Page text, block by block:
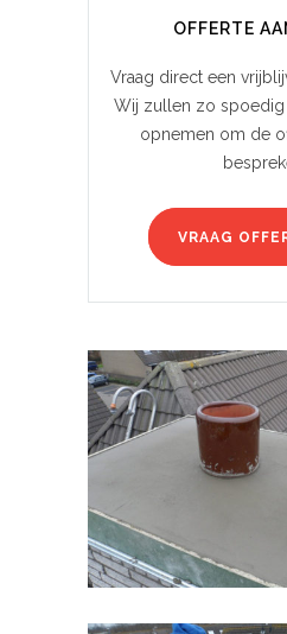
OFFERTE
Vraag direct een
Wij zullen zo
opnemen om de
VRAAG